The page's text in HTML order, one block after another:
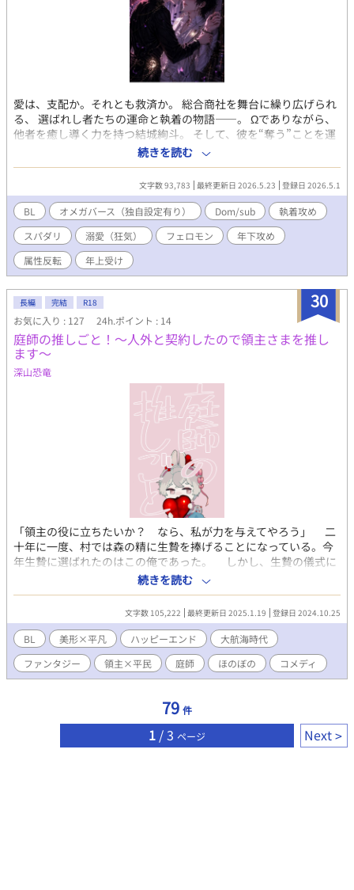
愛は、支配か。それとも救済か。 総合商社を舞台に繰り広げられ
る、 選ばれし者たちの運命と執着の物語――。 Ωでありながら、
他者を癒し導く力を持つ結城絢斗。 そして、彼を“奪う”ことを運
命づけられた男、久世遼。 すべてが決まるはずだった結婚式の
日。 白と祝福に満ちたその場所は、 一人の男の手によって、静か
に崩壊する。 「――あんたを、誰にも渡さねぇ」 絡み合うフェロ
モン、刻まれた運命のカード。 太陽と月が交わるとき、世界は歪
み始める。 これは、愛と支配が反転する物語。 そして――“奪わ
れることで完成する運命”の記録。 無断転載禁止
続きを読む
文字数 93,783 最終更新日 2026.5.23 登録日 2026.5.1
BL オメガバース（独自設定有り） Dom/sub
執着攻め
スパダリ
溺愛（狂気） フェロモン
年下攻め
属性反転
年上受け
30
長編 完結 R18
お気に入り : 127 24h.ポイント : 14
庭師の推しごと！～人外と契約したので領主さまを推し
ます～
深山恐竜
「領主の役に立ちたいか？ なら、私が力を与えてやろう」 二
十年に一度、村では森の精に生贄を捧げることになっている。今
年生贄に選ばれたのはこの俺であった。 しかし、生贄の儀式に
反対している領主様が俺を救い出してくれた。 俺は美しくてや
さしい領主様にすっかり心を奪われてしまう。 ――領主様のお
役に立ちたい。 そんな願いをもつようになった俺のもとに、森
の精・エラーブルが現れる。 曰く、俺はすでに生贄として森の
眷属になっているのだという。 そして彼は俺に契約をもちかけ
る。 「領主の役に立ちたいか？ 私と契約するなら力を与えてや
ってもいい」 俺はすぐに頷いたのだが、契約で得たのは、木と
会話する力だった！？ さらに、その契約の対価としてエラーブ
の……？」 「私はあの領主が森を破壊する未来を見た。森を救う
ために領主の傍に行き、奴の目的を探るのだ！」 「ええええ
え！？」 領主×平民のじれじれコメディラブストーリー！
続きを読む
文字数 105,222 最終更新日 2025.1.19 登録日 2024.10.25
BL 美形×平凡 ハッピーエンド
大航海時代
ファンタジー
領主×平民 庭師 ほのぼの コメディ
79 件
1 / 3 ページ Next